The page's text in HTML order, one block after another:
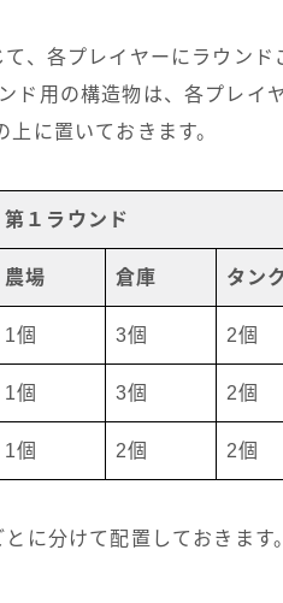
、各プレイヤーにラウンド
ド用の構造物は、各プレイ
に置いておきます。
第１ラウンド
農場 倉庫 タンク
1個 3個 2個
1個 3個 2個
1個 2個 2個
に分けて配置しておきます。